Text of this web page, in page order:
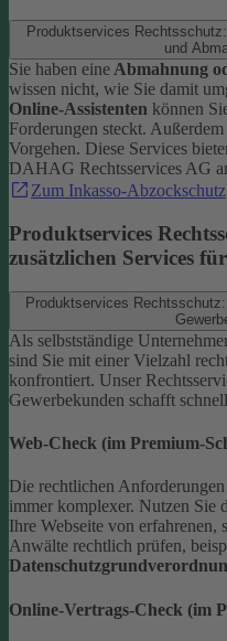
Produktservices
und
Sie haben eineAbmahnung
wissen nicht, wie Sie damit
Online-Assistenten können
Forderungen steckt.
Vorgehen. Diese Services
DAHAG Rechtsservices AG
Zum Inkasso-Abzockschutz
Produktservices
zusätzlichen Services
Produktservices
Als selbstständige
sind Sie mit einer Vielzahl
konfrontiert. Unser
Gewerbekunden schafft
Web-Check (im Premium-
Die rechtlichen
immer komplexer. Nutzen Sie
Ihre Webseite von erfahrenen,
Anwälte rechtlich prüfen,
Online-Vertrags-Check (im